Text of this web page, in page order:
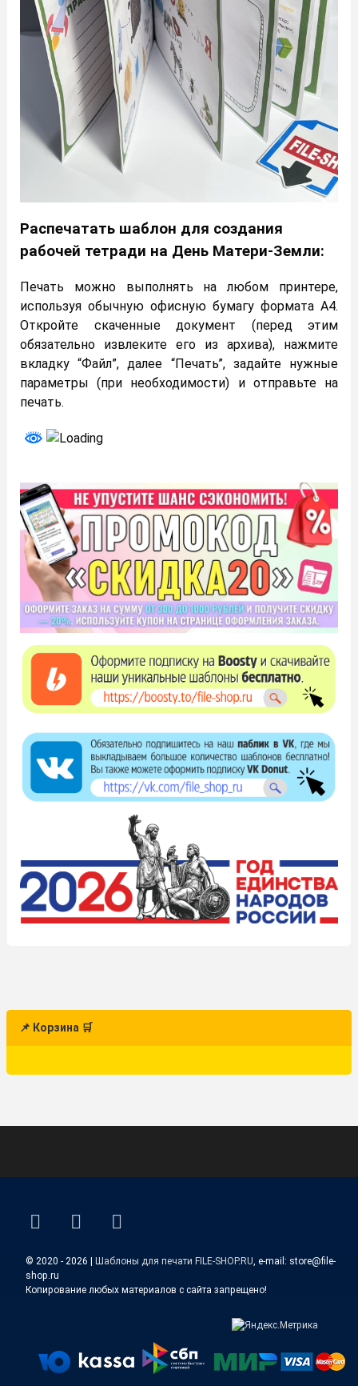
Распечатать шаблон для создания
рабочей тетради на День Матери-Земли:
Печать можно выполнять на любом принтере,
используя обычную офисную бумагу формата А4.
Откройте скаченные документ (перед этим
обязательно извлеките его из архива), нажмите
вкладку “Файл”, далее “Печать”, задайте нужные
параметры (при необходимости) и отправьте на
печать.
📌 Корзина 🛒
ВКонтакте
YouTube
E-mail
© 2020 - 2026 | Шаблоны для печати FILE-SHOP.RU , e-mail: store@file-
shop.ru
Копирование любых материалов с сайта запрещено!